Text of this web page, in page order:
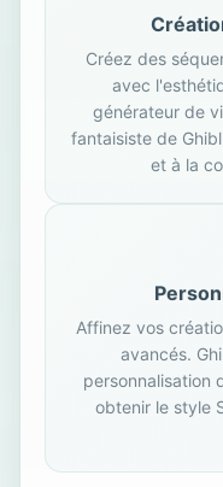
Créez des
avec
générateur de
fantaisiste de
et à la
Affinez vos
avancés.
personnalisation
obtenir le style